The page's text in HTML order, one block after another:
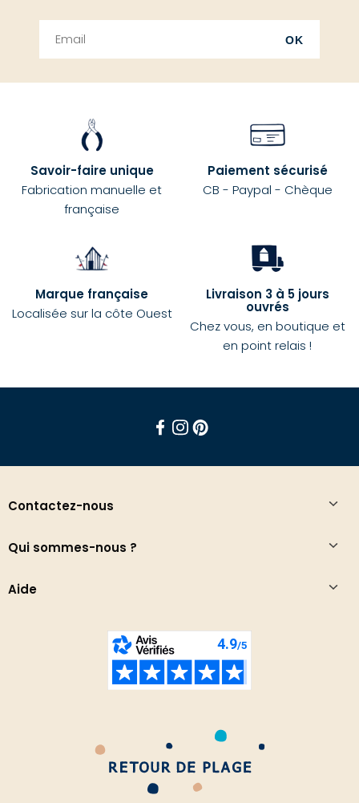
OK
Savoir-faire unique
Fabrication manuelle et
française
Paiement sécurisé
CB - Paypal - Chèque
Marque française
Localisée sur la côte Ouest
Livraison 3 à 5 jours
ouvrés
Chez vous, en boutique et
en point relais !
Contactez-nous
Qui sommes-nous ?
Aide